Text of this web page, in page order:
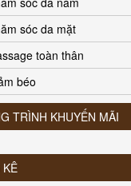
sóc da mặt
toàn thân
béo
TRÌNH KHUYẾN MÃI